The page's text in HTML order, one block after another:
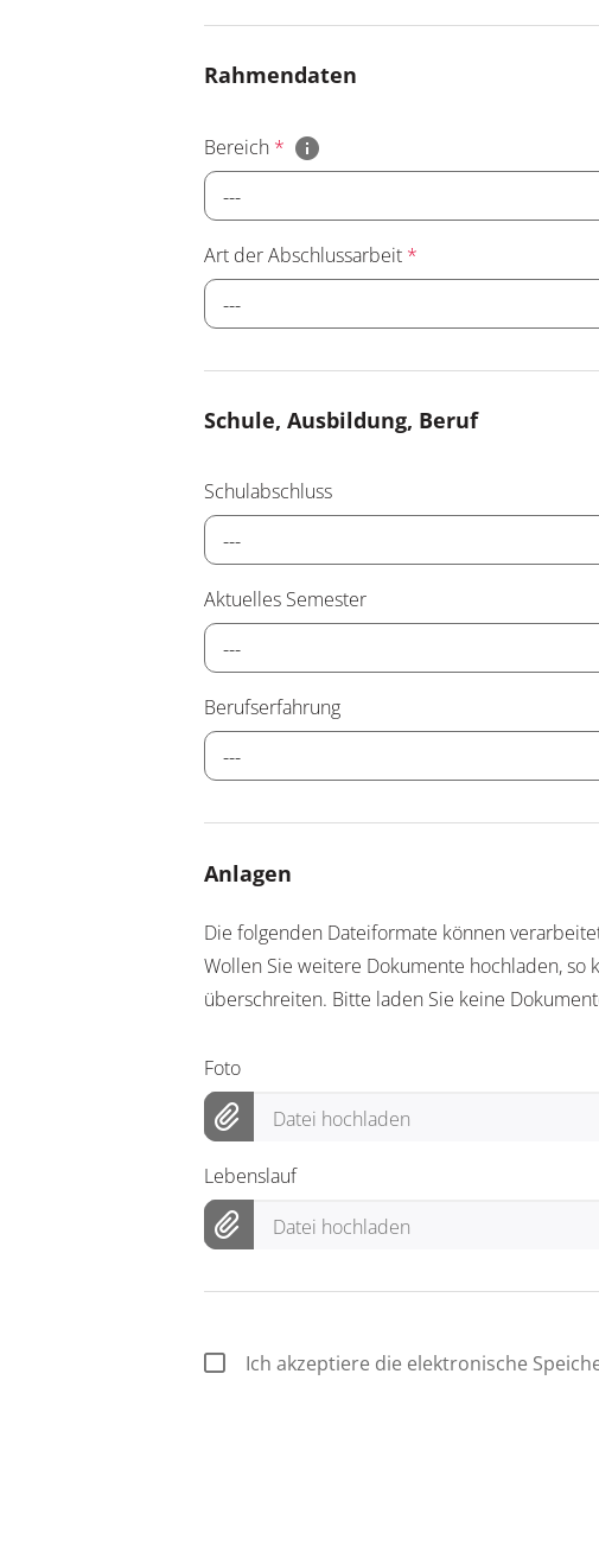
Rahmendaten
Bereich *
---
Art der Abschlussarbeit *
---
Schule, Ausbildung, Beruf
Schulabschluss
---
Aktuelles Semester
---
Berufserfahrung
---
Anlagen
Die folgenden Dateiformate können
Wollen Sie weitere Dokumente hochladen,
überschreiten. Bitte laden Sie keine
Foto
Datei hochladen
Lebenslauf
Datei hochladen
Ich akzeptiere die elektronische